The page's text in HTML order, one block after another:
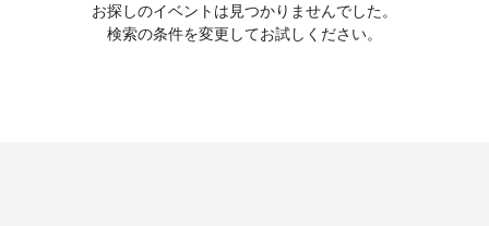
お探しのイベントは見つかりませんでした。
検索の条件を変更してお試しください。